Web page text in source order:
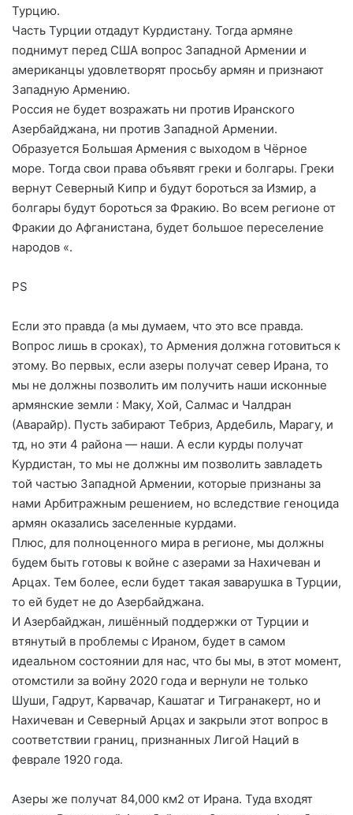
Турцию.
Часть Турции отдадут Курдистану. Тогда армяне
поднимут перед США вопрос Западной Армении и
американцы удовлетворят просьбу армян и признают
Западную Армению.
Россия не будет возражать ни против Иранского
Азербайджана, ни против Западной Армении.
Образуется Большая Армения с выходом в Чёрное
море. Тогда свои права объявят греки и болгары. Греки
вернут Северный Кипр и будут бороться за Измир, а
болгары будут бороться за Фракию. Во всем регионе от
Фракии до Афганистана, будет большое переселение
народов «.
PS
Если это правда (а мы думаем, что это все правда.
Вопрос лишь в сроках), то Армения должна готовиться к
этому. Во первых, если азеры получат север Ирана, то
мы не должны позволить им получить наши исконные
армянские земли : Маку, Хой, Салмас и Чалдран
(Аварайр). Пусть забирают Тебриз, Ардебиль, Марагу, и
тд, но эти 4 района — наши. А если курды получат
Курдистан, то мы не должны им позволить завладеть
той частью Западной Армении, которые признаны за
нами Арбитражным решением, но вследствие геноцида
армян оказались заселенные курдами.
Плюс, для полноценного мира в регионе, мы должны
будем быть готовы к войне с азерами за Нахичеван и
Арцах. Тем более, если будет такая заварушка в Турции,
то ей будет не до Азербайджана.
И Азербайджан, лишённый поддержки от Турции и
втянутый в проблемы с Ираном, будет в самом
идеальном состоянии для нас, что бы мы, в этот момент,
отомстили за войну 2020 года и вернули не только
Шуши, Гадрут, Карвачар, Кашатаг и Тигранакерт, но и
Нахичеван и Северный Арцах и закрыли этот вопрос в
соответствии границ, признанных Лигой Наций в
феврале 1920 года.
Азеры же получат 84,000 км2 от Ирана. Туда входят